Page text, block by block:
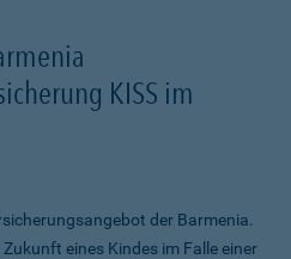
KISS im
der Barmenia.
eines Kindes im Falle einer